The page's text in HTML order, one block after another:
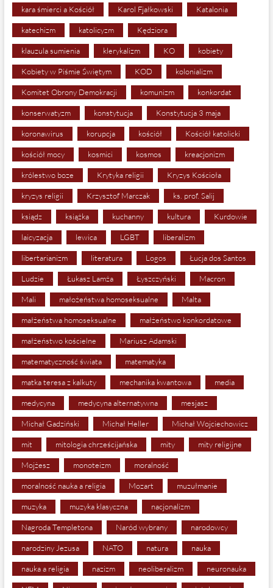
kara śmierci a Kościół Karol Fjałkowski Katalonia
katechizm katolicyzm Kędziora
klauzula sumienia klerykalizm KO kobiety
Kobiety w Piśmie Świętym KOD kolonializm
Komitet Obrony Demokracji komunizm konkordat
konserwatyzm konstytucja Konstytucja 3 maja
koronawirus korupcja kościół Kościół katolicki
kościół mocy kosmici kosmos kreacjonizm
królestwo boze Krytyka religii Kryzys Kościoła
kryzys religii Krzysztof Marczak ks. prof. Salij
ksiądz książka kuchanny kultura Kurdowie
laicyzacja lewica LGBT liberalizm
libertarianizm literatura Logos Łucja dos Santos
Ludzie Łukasz Lamża Łyszczyński Macron
Mali małożeństwa homoseksualne Malta
małżeństwa homoseksualne małżeństwo konkordatowe
małżeństwo kościelne Mariusz Adamski
matematyczność świata matematyka
matka teresa z kalkuty mechanika kwantowa media
medycyna medycyna alternatywna mesjasz
Michał Gadziński Michał Heller Michał Wojciechowicz
mit mitologia chrześcijańska mity mity religijne
Mojżesz monoteizm moralność
moralność nauka a religia Mozart muzułmanie
muzyka muzyka klasyczna nacjonalizm
Nagroda Templetona Naród wybrany narodowcy
narodziny Jezusa NATO natura nauka
nauka a religia nazizm neoliberalizm neuronauka